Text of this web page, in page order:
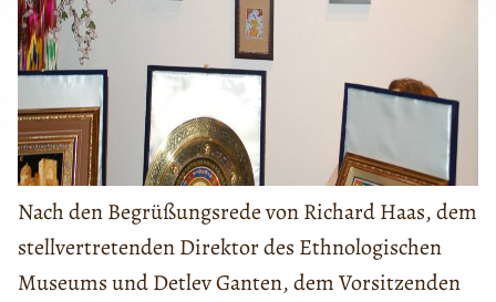
Nach den Begrüßungsrede von Richard Haas, dem
stellvertretenden Direktor des Ethnologischen
Museums und Detlev Ganten, dem Vorsitzenden